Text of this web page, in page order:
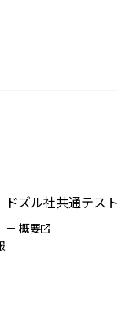
ドズル社共通テスト
－ 概要